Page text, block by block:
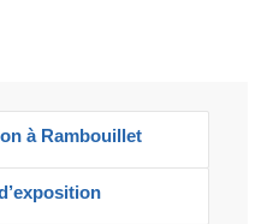
à Rambouillet